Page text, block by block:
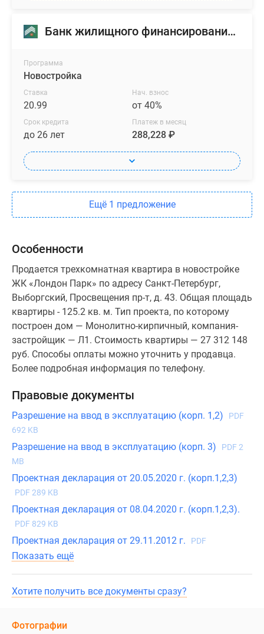
Банк жилищного финансирования (БЖФ)
Программа
Новостройка
Ставка
20.99
Нач. взнос
от 40%
Срок кредита
до 26 лет
Платеж в месяц
288,228 ₽
Ещё 1 предложение
Особенности
Продается трехкомнатная квартира в новостройке
ЖК «Лондон Парк» по адресу Санкт-Петербург,
Выборгский, Просвещения пр-т, д. 43. Общая площадь
квартиры - 125.2 кв. м. Тип проекта, по которому
построен дом — Монолитно-кирпичный, компания-
застройщик — Л1. Стоимость квартиры — 27 312 148
руб. Способы оплаты можно уточнить у продавца.
Более подробная информация по телефону.
Правовые документы
Разрешение на ввод в эксплуатацию (корп. 1,2)
PDF
692 KB
Разрешение на ввод в эксплуатацию (корп. 3)
PDF 2
MB
Проектная декларация от 20.05.2020 г. (корп.1,2,3)
PDF 289 KB
Проектная декларация от 08.04.2020 г. (корп.1,2,3).
PDF 829 KB
Проектная декларация от 29.11.2012 г. PDF
Показать ещё
Хотите получить все документы сразу?
Фотографии